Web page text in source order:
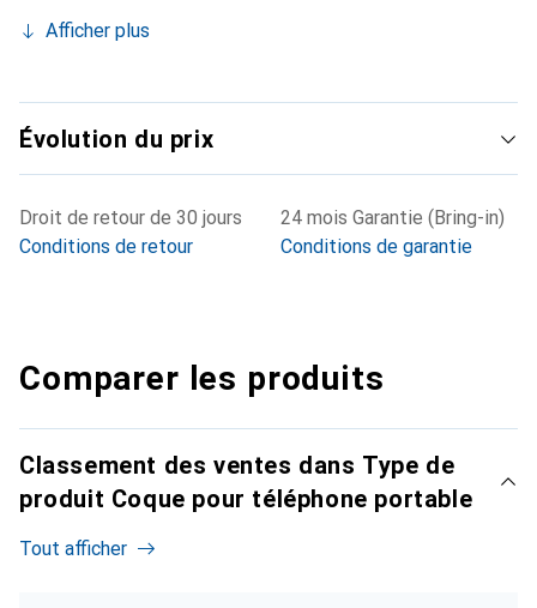
Afficher plus
Évolution du prix
Droit de retour de 30 jours
Conditions de retour
24 mois Garantie (Bring-in)
Conditions de garantie
Comparer les produits
Classement des ventes dans Type de
produit Coque pour téléphone portable
Tout afficher